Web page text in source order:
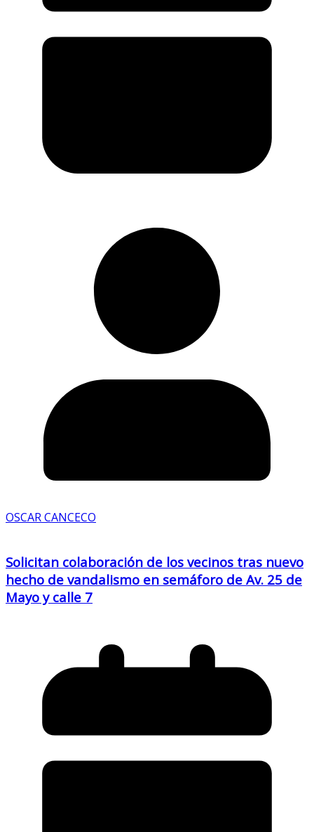
OSCAR CANCECO
Solicitan colaboración de los vecinos tras nuevo
hecho de vandalismo en semáforo de Av. 25 de
Mayo y calle 7